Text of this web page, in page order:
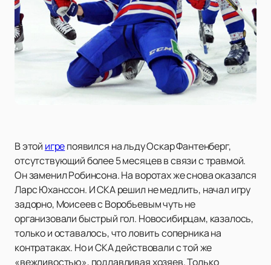
В этой игрепоявился на льду Оскар Фантенберг,
отсутствующий более 5 месяцев в связи с травмой.
Он заменил Робинсона. На воротах же снова оказался
Ларс Юханссон. И СКА решил не медлить, начал игру
задорно, Моисеев с Воробьевым чуть не
организовали быстрый гол. Новосибирцам, казалось,
только и оставалось, что ловить соперника на
контратаках. Но и СКА действовали с той же
«вежливостью», подлавливая хозяев. Только